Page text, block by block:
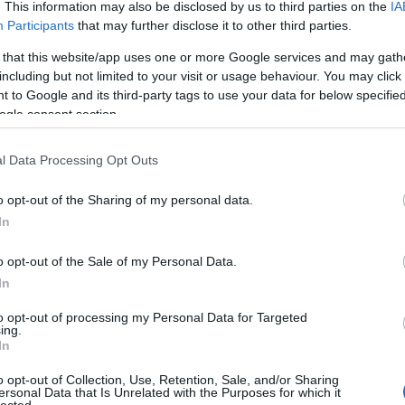
This information may also be disclosed by us to third parties on the
Participants that may further disclose it to other third parties.
that this website/app uses one or more Google services and may
but not limited to your visit or usage behaviour. You may
to Google and its third-party tags to use your data for below
consent section.
Data Processing Opt Outs
opt-out of the Sharing of my personal data.
opt-out of the Sale of my Personal Data.
opt-out of processing my Personal Data for Targeted
opt-out of Collection, Use, Retention, Sale, and/or Sharing
Data that Is Unrelated with the Purposes for which it